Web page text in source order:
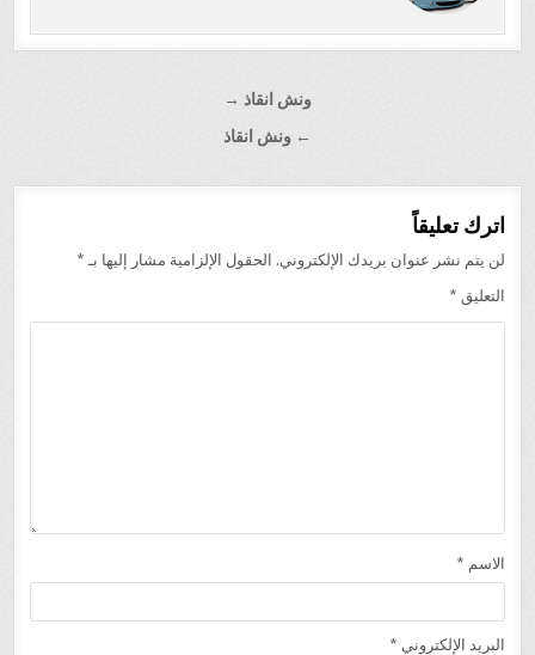
ونش انقاذ →
← ونش انقاذ
اترك تعليقاً
لن يتم نشر عنوان بريدك الإلكتروني. الحقول الإلزامية مشار إليها بـ *
التعليق *
الاسم *
البريد الإلكتروني *